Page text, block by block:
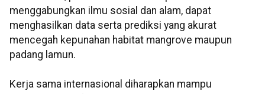
menggabungkan ilmu sosial dan alam, dapat
menghasilkan data serta prediksi yang akurat
mencegah kepunahan habitat mangrove maupun
padang lamun.
Kerja sama internasional diharapkan mampu